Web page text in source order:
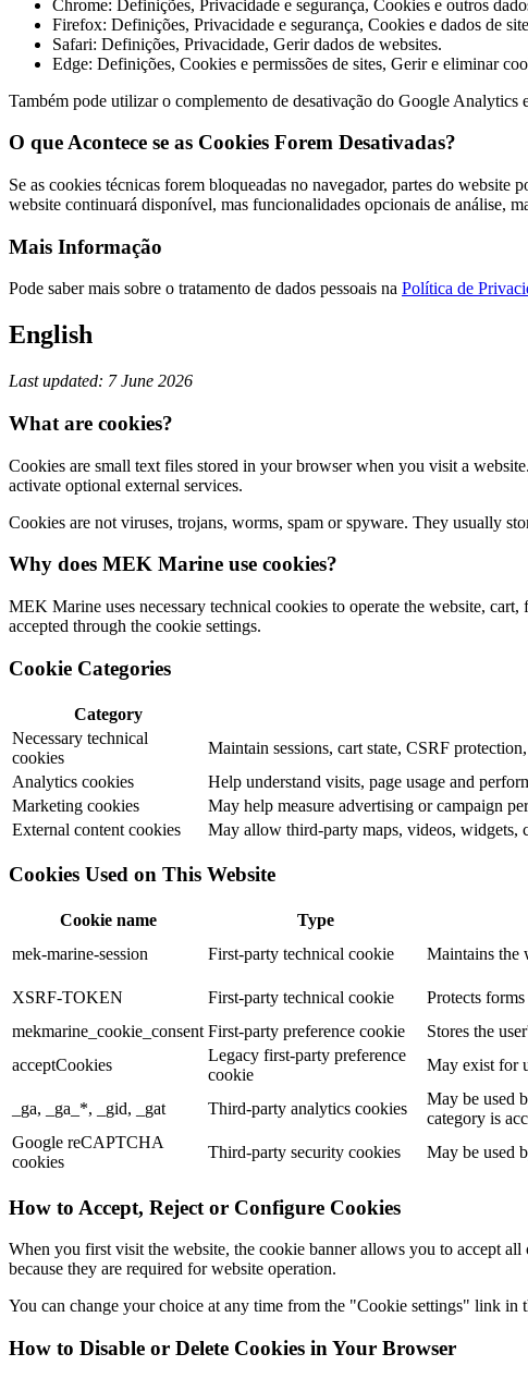
Chrome: Definições, Privacidade e segurança, Cookies e outros
Firefox: Definições, Privacidade e segurança, Cookies e dados de
Safari: Definições, Privacidade, Gerir dados de websites.
Edge: Definições, Cookies e permissões de sites, Gerir e eliminar
Também pode utilizar o complemento de desativação do Google Analytics
O que Acontece se as Cookies Forem Desativadas?
Se as cookies técnicas forem bloqueadas no navegador, partes do
website continuará disponível, mas funcionalidades opcionais de análise,
Mais Informação
Pode saber mais sobre o tratamento de dados pessoais na Política de
English
Last updated: 7 June 2026
What are cookies?
Cookies are small text files stored in your browser when you visit a
activate optional external services.
Cookies are not viruses, trojans, worms, spam or spyware. They usually
Why does MEK Marine use cookies?
MEK Marine uses necessary technical cookies to operate the website,
accepted through the cookie settings.
Cookie Categories
Category
Necessary technical
cookies
Maintain sessions, cart state, CSRF
Analytics cookies
Help understand visits, page usage and
Marketing cookies
May help measure advertising or campaign
External content cookies
May allow third-party maps, videos, widgets,
Cookies Used on This Website
Cookie name Type
mek-marine-session
First-party technical cookie Maintains the
XSRF-TOKEN
First-party technical cookie Protects
mekmarine_cookie_consent First-party preference cookie Stores the
acceptCookies
Legacy first-party preference
cookie
May exist for
_ga, _ga_*, _gid, _gat Third-party analytics cookies
May be used
category is
Google reCAPTCHA
cookies
Third-party security cookies May be used
How to Accept, Reject or Configure Cookies
When you first visit the website, the cookie banner allows you to accept
because they are required for website operation.
You can change your choice at any time from the "Cookie settings" link in
How to Disable or Delete Cookies in Your Browser